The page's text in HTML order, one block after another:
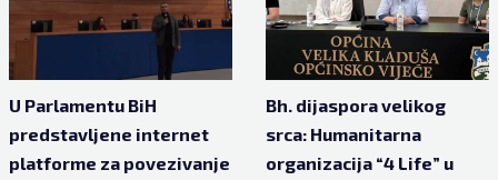
U Parlamentu BiH
predstavljene internet
platforme za povezivanje
Bh. dijaspora velikog
srca: Humanitarna
organizacija “4 Life” u